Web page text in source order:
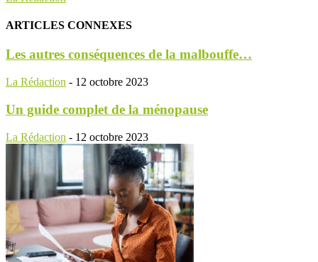
ARTICLES CONNEXES
Les autres conséquences de la malbouffe…
La Rédaction - 12 octobre 2023
Un guide complet de la ménopause
La Rédaction - 12 octobre 2023